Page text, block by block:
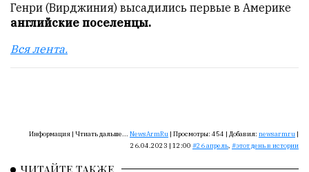
Сайт
обновляется
с
Генри (Вирджиния) высадились первые в Америке
английские поселенцы.
Вся лента.
Информация | Чтиать дальше... NewsArmRu | Просмотры: 454 | Добавил: newsarmru |
26.04.2023 | 12:00
26 апрель, этот день в истории